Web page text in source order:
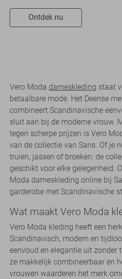
Ontdek nu
Vero Moda dameskleding staat
betaalbare mode. Het Deense
combineert Scandinavische
sluit aan bij de moderne vrouw.
tegen scherpe prijzen is Vero
van de collectie van Sans. Of je
truien, jassen of broeken: de
geschikt voor elke gelegenheid.
Moda dameskleding online bij
garderobe met Scandinavische
Wat maakt Vero Moda
Vero Moda kleding heeft een
Scandinavisch, modern en
eenvoud en elegantie uit zonder
ze makkelijk combineerbaar en
vrouwen waarderen het merk